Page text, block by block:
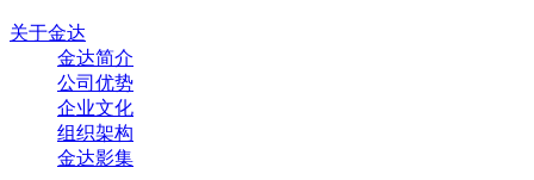
关于金达
金达简介
公司优势
企业文化
组织架构
金达影集